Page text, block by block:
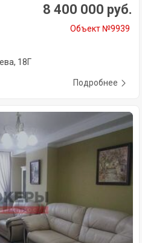
8 400 000 руб.
Объект №9939
18Г
Подробнее